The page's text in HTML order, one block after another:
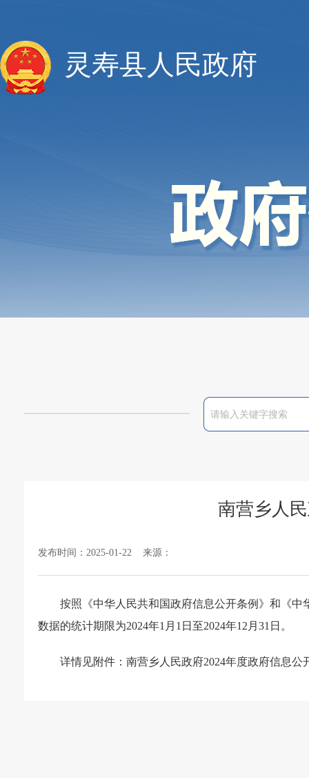
灵寿县人民政府
南营乡人
发布时间：2025-01-22 来源：
按照《中华人民共和国政府信息公开条例》和《
数据的统计期限为2024年1月1日至2024年12月31日。
详情见附件： 南营乡人民政府2024年度政府信息公